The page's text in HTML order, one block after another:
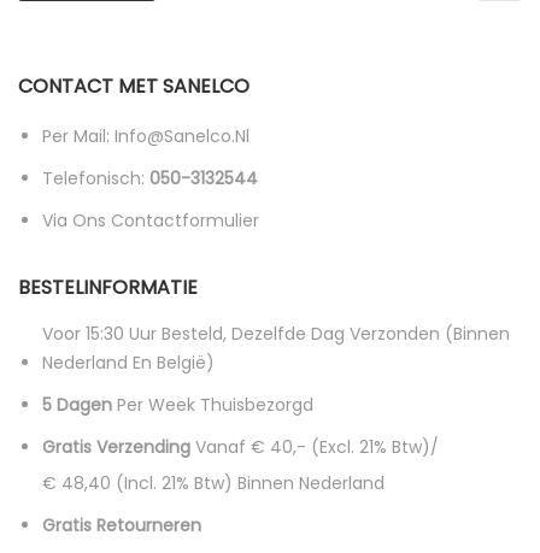
CONTACT MET SANELCO
Per Mail: Info@sanelco.nl
Telefonisch: 050-3132544
Via Ons Contactformulier
BESTELINFORMATIE
Voor 15:30 Uur Besteld, Dezelfde Dag Verzonden (binnen
Nederland En België)
5 Dagen Per Week Thuisbezorgd
Gratis Verzending Vanaf € 40,- (excl. 21% Btw)/
€ 48,40 (incl. 21% Btw) Binnen Nederland
Gratis Retourneren